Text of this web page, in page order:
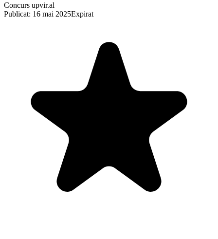
Concurs upvir.al
Publicat: 16 mai 2025Expirat